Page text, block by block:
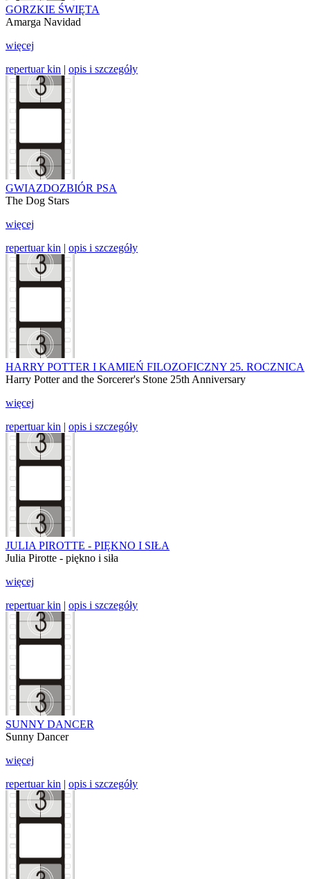
GORZKIE ŚWIĘTA
Amarga Navidad
więcej
repertuar kin | opis i szczegóły
GWIAZDOZBIÓR PSA
The Dog Stars
więcej
repertuar kin | opis i szczegóły
HARRY POTTER I KAMIEŃ FILOZOFICZNY 25. ROCZNICA
Harry Potter and the Sorcerer's Stone 25th Anniversary
więcej
repertuar kin | opis i szczegóły
JULIA PIROTTE - PIĘKNO I SIŁA
Julia Pirotte - piękno i siła
więcej
repertuar kin | opis i szczegóły
SUNNY DANCER
Sunny Dancer
więcej
repertuar kin | opis i szczegóły